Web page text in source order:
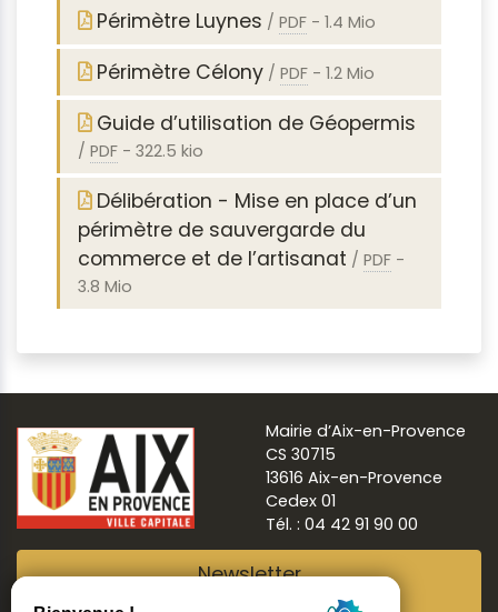
Périmètre Luynes / PDF - 1.4 Mio
Périmètre Célony / PDF - 1.2 Mio
Guide d’utilisation de Géopermis
/ PDF - 322.5 kio
Délibération - Mise en place d’un
périmètre de sauvergarde du
commerce et de l’artisanat / PDF -
3.8 Mio
Mairie d’Aix-en-Provence
CS 30715
13616 Aix-en-Provence
Cedex 01
Tél. : 04 42 91 90 00
Newsletter